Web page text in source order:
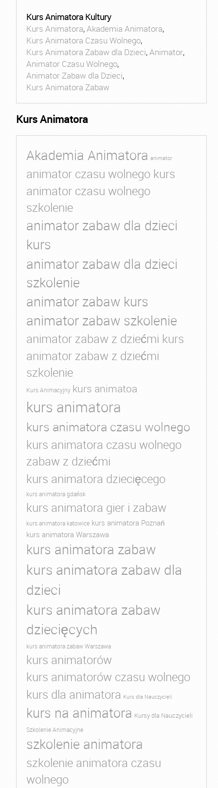
Kurs Animatora Kultury
Kurs Animatora,Akademia Animatora,
Kurs Animatora Czasu Wolnego,
Kurs Animatora Zabaw dla Dzieci,Animator,
Animator Czasu Wolnego,
Animator Zabaw dla Dzieci,
Kurs Animatora Zabaw
Kurs Animatora
Akademia Animatora animator
animator czasu wolnego kurs
animator czasu wolnego
szkolenie
animator zabaw dla dzieci
kurs
animator zabaw dla dzieci
szkolenie
animator zabaw kurs
animator zabaw szkolenie
animator zabaw z dziećmi kurs
animator zabaw z dziećmi
szkolenie
Kurs Animacyjny kurs animatoa
kurs animatora
kurs animatora czasu wolnego
kurs animatora czasu wolnego
zabaw z dziećmi
kurs animatora dziecięcego
kurs animatora gdańsk
kurs animatora gier i zabaw
kurs animatora katowice kurs animatora Poznań
kurs animatora Warszawa
kurs animatora zabaw
kurs animatora zabaw dla
dzieci
kurs animatora zabaw
dziecięcych
kurs animatora zabaw Warszawa
kurs animatorów
kurs animatorów czasu wolnego
kurs dla animatora Kurs dla Nauczycieli
kurs na animatora Kursy dla Nauczycieli
Szkolenie Animacyjne
szkolenie animatora
szkolenie animatora czasu
wolnego